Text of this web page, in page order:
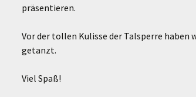
präsentieren.
Vor der tollen Kulisse der Talsperre haben
getanzt.
Viel Spaß!